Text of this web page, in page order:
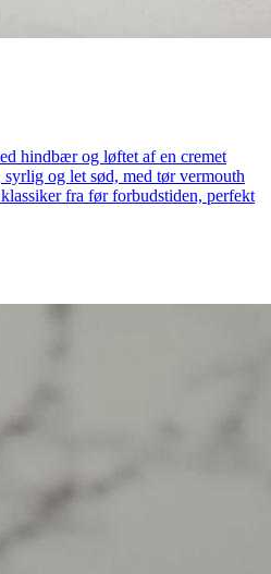
hindbær og løftet af en cremet
og let sød, med tør vermouth
fra før forbudstiden, perfekt